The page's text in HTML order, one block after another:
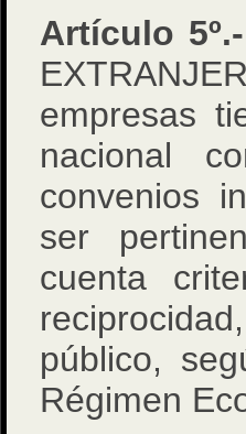
Artículo 5º.-
empresas
nacional
convenios
ser
cuenta
público,
Régimen